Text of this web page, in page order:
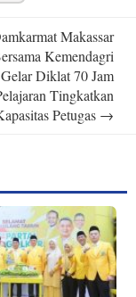
Makassar
Kemendagri
Gelar Diklat 70 Jam
Tingkatkan
Petugas →